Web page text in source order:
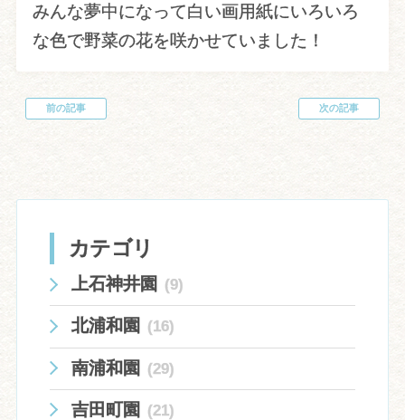
みんな夢中になって白い画用紙にいろいろ
な色で野菜の花を咲かせていました！
投
前の記事 次の記事
カテゴリ
上石神井園 (9)
北浦和園 (16)
南浦和園 (29)
吉田町園 (21)